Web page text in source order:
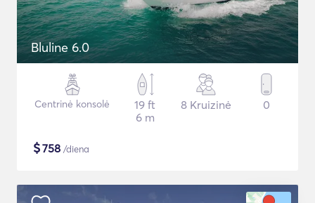
Bluline 6.0
Centrinė konsolė
19 ft
6 m
8 Kruizinė 0
$758 /diena